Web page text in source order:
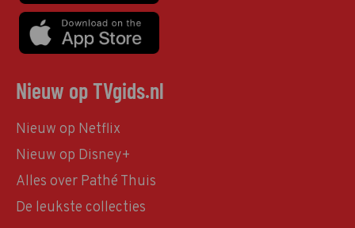
Nieuw op TVgids.nl
Nieuw op Netflix
Nieuw op Disney+
Alles over Pathé Thuis
De leukste collecties